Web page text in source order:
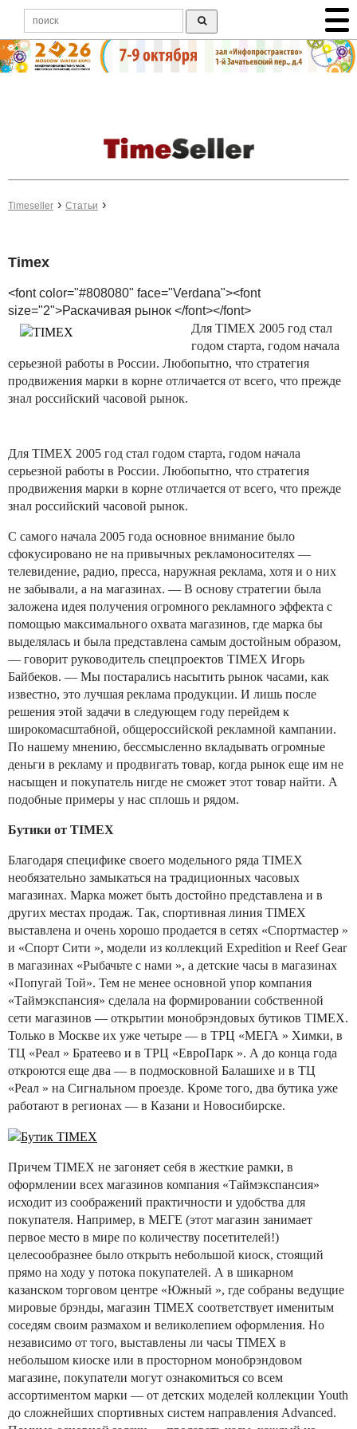
Timeseller Статьи
Timex
<font color="#808080" face="Verdana"><font
size="2">Раскачивая рынок </font></font>
Для TIMEX 2005 год стал
годом старта, годом начала
серьезной работы в России. Любопытно, что стратегия
продвижения марки в корне отличается от всего, что прежде
знал российский часовой рынок.
Для TIMEX 2005 год стал годом старта, годом начала
серьезной работы в России. Любопытно, что стратегия
продвижения марки в корне отличается от всего, что прежде
знал российский часовой рынок.
С самого начала 2005 года основное внимание было
сфокусировано не на привычных рекламоносителях —
телевидение, радио, пресса, наружная реклама, хотя и о них
не забывали, а на магазинах. — В основу стратегии была
заложена идея получения огромного рекламного эффекта с
помощью максимального охвата магазинов, где марка бы
выделялась и была представлена самым достойным образом,
— говорит руководитель спецпроектов TIMEX Игорь
Байбеков. — Мы постарались насытить рынок часами, как
известно, это лучшая реклама продукции. И лишь после
решения этой задачи в следующем году перейдем к
широкомасштабной, общероссийской рекламной кампании.
По нашему мнению, бессмысленно вкладывать огромные
деньги в рекламу и продвигать товар, когда рынок еще им не
насыщен и покупатель нигде не сможет этот товар найти. А
подобные примеры у нас сплошь и рядом.
Бутики от TIMEX
Благодаря специфике своего модельного ряда TIMEX
необязательно замыкаться на традиционных часовых
магазинах. Марка может быть достойно представлена и в
других местах продаж. Так, спортивная линия TIMEX
выставлена и очень хорошо продается в сетях «Спортмастер »
и «Спорт Сити », модели из коллекций Expedition и Reef Gear
в магазинах «Рыбачьте с нами », а детские часы в магазинах
«Попугай Той». Тем не менее основной упор компания
«Таймэкспансия» сделала на формировании собственной
сети магазинов — открытии монобрэндовых бутиков TIMEX.
Только в Москве их уже четыре — в ТРЦ «МЕГА » Химки, в
ТЦ «Реал » Братеево и в ТРЦ «ЕвроПарк ». А до конца года
откроются еще два — в подмосковной Балашихе и в ТЦ
«Реал » на Сигнальном проезде. Кроме того, два бутика уже
работают в регионах — в Казани и Новосибирске.
Причем TIMEX не загоняет себя в жесткие рамки, в
оформлении всех магазинов компания «Таймэкспансия»
исходит из соображений практичности и удобства для
покупателя. Например, в МЕГЕ (этот магазин занимает
первое место в мире по количеству посетителей!)
целесообразнее было открыть небольшой киоск, стоящий
прямо на ходу у потока покупателей. А в шикарном
казанском торговом центре «Южный », где собраны ведущие
мировые брэнды, магазин TIMEX соответствует именитым
соседям своим размахом и великолепием оформления. Но
независимо от того, выставлены ли часы TIMEX в
небольшом киоске или в просторном монобрэндовом
магазине, покупатели могут ознакомиться со всем
ассортиментом марки — от детских моделей коллекции Youth
до сложнейших спортивных систем направления Advanced.